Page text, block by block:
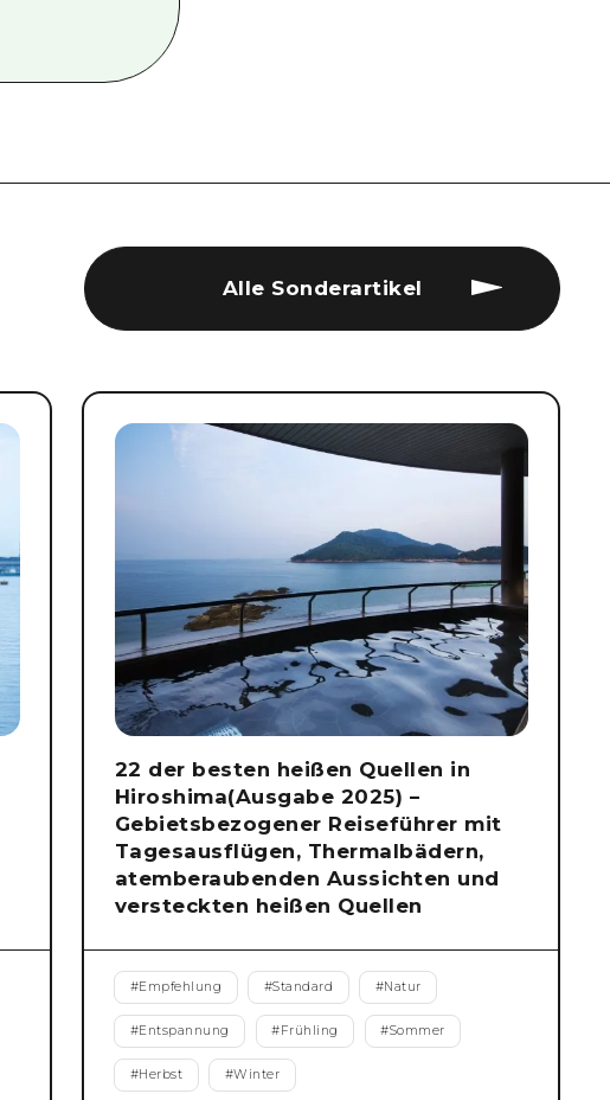
Alle Sonderartikel
22 der besten heißen Quellen in
Hiroshima(Ausgabe 2025) –
Gebietsbezogener Reiseführer mit
Tagesausflügen, Thermalbädern,
atemberaubenden Aussichten und
versteckten heißen Quellen
#Empfehlung #Standard #Natur
#Entspannung #Frühling #Sommer
#Herbst #Winter